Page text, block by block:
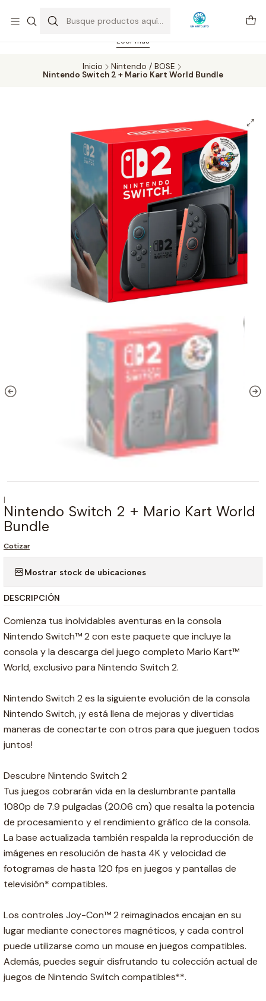
Feriado 21-05-2026 atención hasta las 14 hrs. Envío GRATIS mismo
día solo área Metropolitana Santiago por compras desde CLP 39.900.
Pedidos hasta 16 hrs., sábados y domingos hasta 14 hrs.
Leer más
Inicio
Nintendo / BOSE
Nintendo Switch 2 + Mario Kart World Bundle
|
Nintendo Switch 2 + Mario Kart World
Bundle
Cotizar
Mostrar stock de ubicaciones
DESCRIPCIÓN
Comienza tus inolvidables aventuras en la consola
Nintendo Switch™ 2 con este paquete que incluye la
consola y la descarga del juego completo Mario Kart™
World, exclusivo para Nintendo Switch 2.
Nintendo Switch 2 es la siguiente evolución de la consola
Nintendo Switch, ¡y está llena de mejoras y divertidas
maneras de conectarte con otros para que jueguen todos
juntos!
Descubre Nintendo Switch 2
Tus juegos cobrarán vida en la deslumbrante pantalla
1080p de 7.9 pulgadas (20.06 cm) que resalta la potencia
de procesamiento y el rendimiento gráfico de la consola.
La base actualizada también respalda la reproducción de
imágenes en resolución de hasta 4K y velocidad de
fotogramas de hasta 120 fps en juegos y pantallas de
televisión* compatibles.
Los controles Joy-Con™ 2 reimaginados encajan en su
lugar mediante conectores magnéticos, y cada control
puede utilizarse como un mouse en juegos compatibles.
Además, puedes seguir disfrutando tu colección actual de
juegos de Nintendo Switch compatibles**.